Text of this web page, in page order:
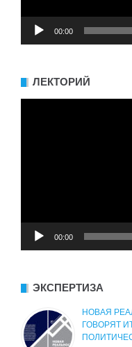
00:00
ЛЕКТОРИЙ
00:00
ЭКСПЕРТИЗА
НОВАЯ
ГОВОРЯТ